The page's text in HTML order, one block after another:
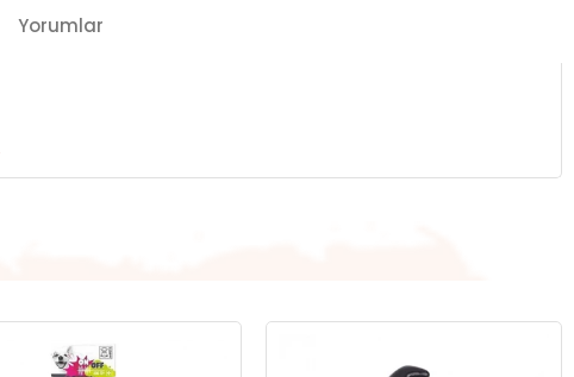
Yorumlar